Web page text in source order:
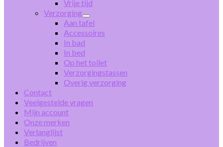
Vrije tijd
Verzorging
Aan tafel
Accessoires
In bad
In bed
Op het toilet
Verzorgingstassen
Overig verzorging
Contact
Veelgestelde vragen
Mijn account
Onze merken
Verlanglijst
Bedrijven